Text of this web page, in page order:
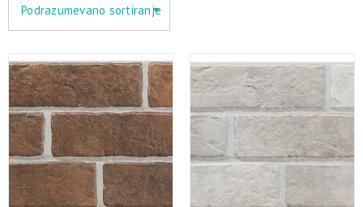
Podrazumevano sortiranje